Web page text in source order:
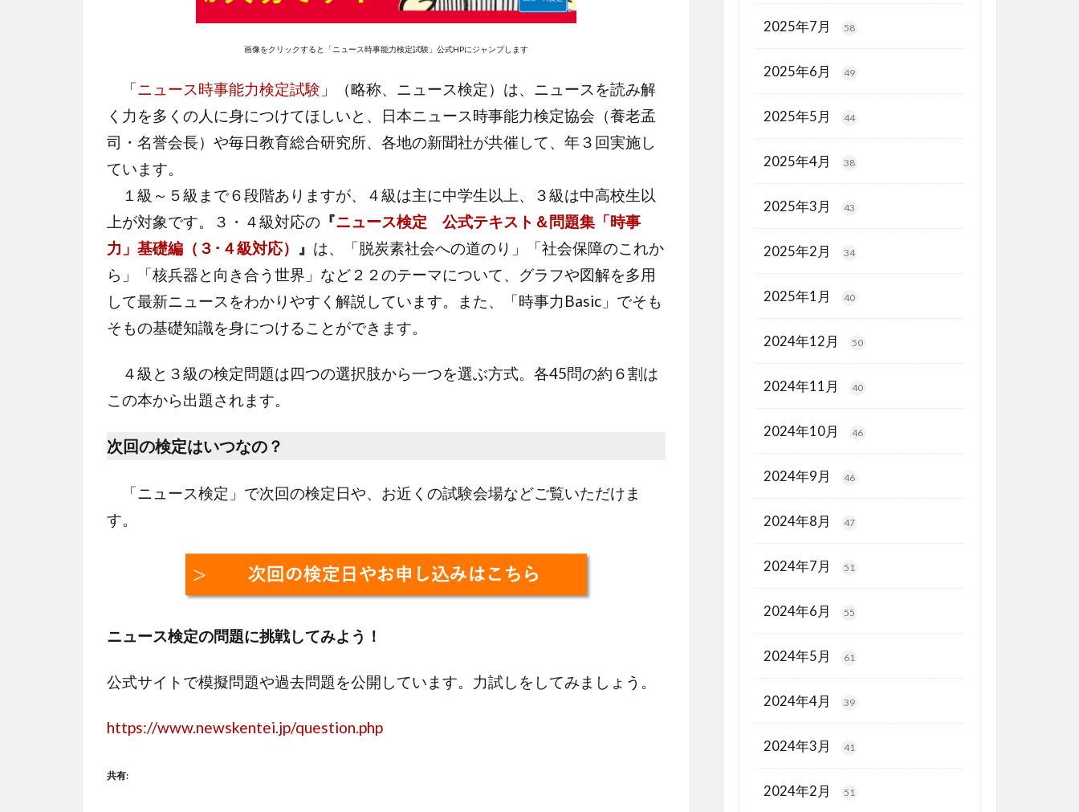
画像をクリックすると「ニュース時事能力検定試験」公式HPにジャンプします
「ニュース時事能力検定試験 」（略称、ニュース検定）は、ニュースを読み解
く力を多くの人に身につけてほしいと、日本ニュース時事能力検定協会（養老孟
司・名誉会長）や毎日教育総合研究所、各地の新聞社が共催して、年３回実施し
ています。
１級～５級まで６段階ありますが、４級は主に中学生以上、３級は中高校生以
上が対象です。３・４級対応の 『ニュース検定 公式テキスト＆問題集「時事
力」基礎編（３･４級対応） 』 は、「脱炭素社会への道のり」「社会保障のこれか
ら」「核兵器と向き合う世界」など２２のテーマについて、グラフや図解を多用
して最新ニュースをわかりやすく解説しています。また、「時事力Basic」でそも
そもの基礎知識を身につけることができます。
４級と３級の検定問題は四つの選択肢から一つを選ぶ方式。各45問の約６割は
この本から出題されます。
次回の検定はいつなの？
「ニュース検定」で次回の検定日や、お近くの試験会場などご覧いただけま
す。
ニュース検定の問題に挑戦してみよう！
公式サイトで模擬問題や過去問題を公開しています。力試しをしてみましょう。
https://www.newskentei.jp/question.php
共有:
2025年7月 58
2025年6月 49
2025年5月 44
2025年4月 38
2025年3月 43
2025年2月 34
2025年1月 40
2024年12月 50
2024年11月 40
2024年10月 46
2024年9月 46
2024年8月 47
2024年7月 51
2024年6月 55
2024年5月 61
2024年4月 39
2024年3月 41
2024年2月 51